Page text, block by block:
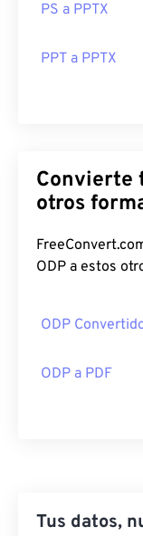
PS a PPTX
PPT a PPTX
Convierte tus
otros
ODP a estos
ODP
ODP a PDF
Tus datos,